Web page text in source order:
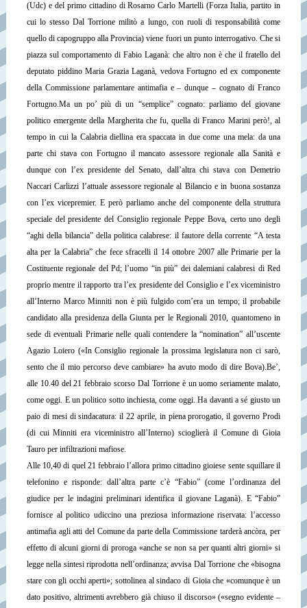
(Udc) e del primo cittadino di Rosarno Carlo Martelli (Forza Italia, partito in
cui lo stesso Dal Torrione militò a lungo, con ruoli di responsabilità come
quello di capogruppo alla Provincia) viene fuori un punto interrogativo. Che si
piazza sul comportamento di Fabio Laganà: che altro non è che il fratello del
deputato piddino Maria Grazia Laganà, vedova Fortugno ed ex componente
della Commissione parlamentare antimafia e – dunque – cognato di Franco
Fortugno.Ma un po’ più di un “semplice” cognato: parliamo del giovane
politico emergente della Margherita che fu, quella di Franco Marini però!, al
tempo in cui la Calabria diellina era spaccata in due come una mela: da una
parte chi stava con Fortugno il mancato assessore regionale alla Sanità e
dunque con l’ex presidente del Senato, dall’altra chi stava con Demetrio
Naccari Carlizzi l’attuale assessore regionale al Bilancio e in buona sostanza
con l’ex vicepremier. E però parliamo anche del componente della struttura
speciale del presidente del Consiglio regionale Peppe Bova, certo uno degli
“aghi della bilancia” della politica calabrese: il fautore della corrente “A testa
alta per la Calabria” che fece sfracelli il 14 ottobre 2007 alle Primarie per la
Costituente regionale del Pd; l’uomo “in più” dei dalemiani calabresi di Red
proprio mentre il rapporto tra l’ex presidente del Consiglio e l’ex viceministro
all’Interno Marco Minniti non è più fulgido com’era un tempo; il probabile
candidato alla presidenza della Giunta per le Regionali 2010, quantomeno in
sede di eventuali Primarie nelle quali contendere la “nomination” all’uscente
Agazio Loiero («In Consiglio regionale la prossima legislatura non ci sarò,
sento che il mio percorso deve cambiare» ha avuto modo di dire Bova).Be’,
alle 10.40 del 21 febbraio scorso Dal Torrione è un uomo seriamente malato,
come oggi. E un politico sotto inchiesta, come oggi. Ha davanti a sé giusto un
paio di mesi di sindacatura: il 22 aprile, in piena prorogatio, il governo Prodi
(di cui Minniti era viceministro all’Interno) scioglierà il Comune di Gioia
Tauro per infiltrazioni mafiose.
Alle 10,40 di quel 21 febbraio l’allora primo cittadino gioiese sente squillare il
telefonino e risponde: dall’altra parte c’è “Fabio” (come l’ordinanza del
giudice per le indagini preliminari identifica il giovane Laganà). E “Fabio”
fornisce al politico udiccino una preziosa informazione riservata: l’accesso
antimafia agli atti del Comune da parte della Commissione tarderà ancòra, per
effetto di alcuni giorni di proroga «anche se non sa per quanti altri giorni» si
legge nella sintesi riprodotta nell’ordinanza; avvisa Dal Torrione che «bisogna
stare con gli occhi aperti»; sottolinea al sindaco di Gioia che «comunque è un
dato positivo, altrimenti avrebbero già chiuso il discorso» («segno evidente –